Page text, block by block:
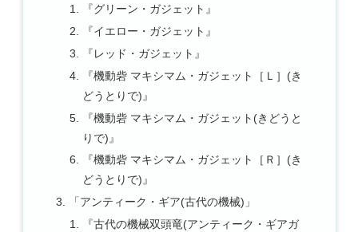
『グリーン・ガジェット』
『イエロー・ガジェット』
『レッド・ガジェット』
『機動砦 マキシマム・ガジェット［Ｌ］(き
どうとりで)』
『機動砦 マキシマム・ガジェット(きどうと
りで)』
『機動砦 マキシマム・ガジェット［Ｒ］(き
どうとりで)』
「アンティーク・ギア(古代の機械)」
『古代の機械双頭竜(アンティーク・ギアガ